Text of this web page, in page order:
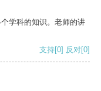
学科的知识。老师的讲
支持[0] 反对[0]